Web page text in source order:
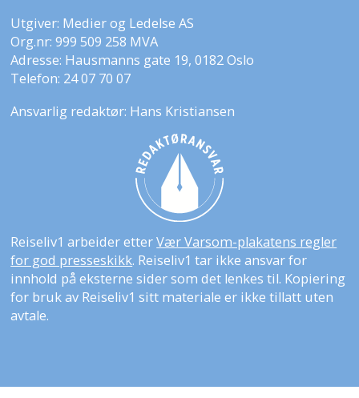
Utgiver: Medier og Ledelse AS
Org.nr: 999 509 258 MVA
Adresse: Hausmanns gate 19, 0182 Oslo
Telefon: 24 07 70 07
Ansvarlig redaktør: Hans Kristiansen
Reiseliv1 arbeider etterVær Varsom-plakatens regler
for god presseskikk. Reiseliv1 tar ikke ansvar for
innhold på eksterne sider som det lenkes til. Kopiering
for bruk av Reiseliv1 sitt materiale er ikke tillatt uten
avtale.